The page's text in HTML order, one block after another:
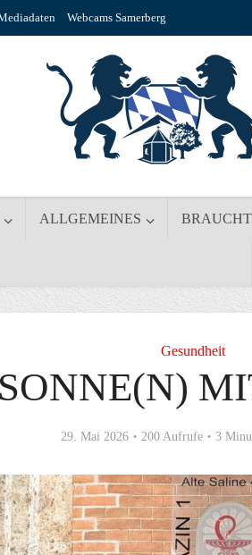
Webcams Samerberg
ALLGEMEINES
Gesundheit
29. Mai 2026 200 Aufrufe 3